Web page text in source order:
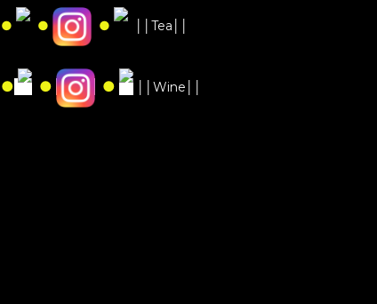
● ● ● ││Tea││
● ● ● ││Wine││